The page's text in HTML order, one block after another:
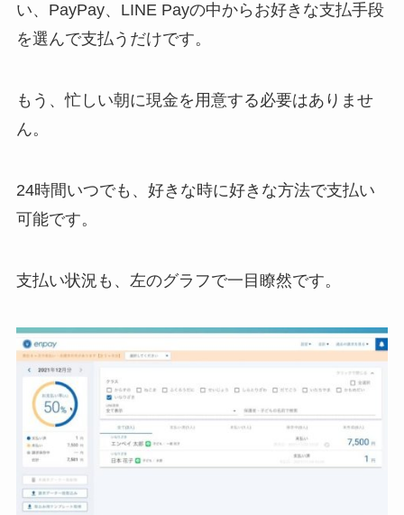
い、PayPay、LINE Payの中からお好きな支払手段
を選んで支払うだけです。
もう、忙しい朝に現金を用意する必要はありませ
ん。
24時間いつでも、好きな時に好きな方法で支払い
可能です。
支払い状況も、左のグラフで一目瞭然です。